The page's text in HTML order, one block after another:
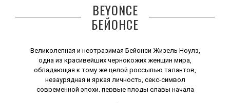
BEYONCE
БЕЙОНСЕ
Великолепная и неотразимая Бейонси Жизель Ноулз,
одна из красивейших чернокожих женщин мира,
обладающая к тому же целой россыпью талантов,
незаурядная и яркая личность, секс-символ
современной эпохи, первые плоды славы начала